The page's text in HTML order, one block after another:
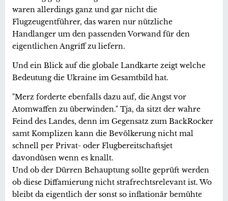
waren allerdings ganz und gar nicht die
Flugzeugentführer, das waren nur nützliche
Handlanger um den passenden Vorwand für den
eigentlichen Angriff zu liefern.
Und ein Blick auf die globale Landkarte zeigt welche
Bedeutung die Ukraine im Gesamtbild hat.
"Merz forderte ebenfalls dazu auf, die Angst vor
Atomwaffen zu überwinden." Tja, da sitzt der wahre
Feind des Landes, denn im Gegensatz zum BackRocker
samt Komplizen kann die Bevölkerung nicht mal
schnell per Privat- oder Flugbereitschaftsjet
davondüsen wenn es knallt.
Und ob der Dürren Behauptung sollte geprüft werden
ob diese Diffamierung nicht strafrechtsrelevant ist. Wo
bleibt da eigentlich der sonst so inflationär bemühte